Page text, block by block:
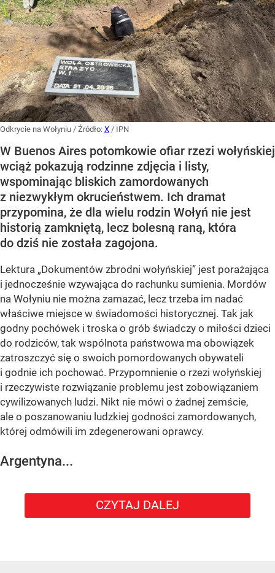
Odkrycie na Wołyniu / Źródło: X / IPN
W Buenos Aires potomkowie ofiar rzezi wołyńskiej
wciąż pokazują rodzinne zdjęcia i listy,
wspominając bliskich zamordowanych
z niezwykłym okrucieństwem. Ich dramat
przypomina, że dla wielu rodzin Wołyń nie jest
historią zamkniętą, lecz bolesną raną, która
do dziś nie została zagojona.
Lektura „Dokumentów zbrodni wołyńskiej” jest porażająca
i jednocześnie wzywająca do rachunku sumienia. Mordów
na Wołyniu nie można zamazać, lecz trzeba im nadać
właściwe miejsce w świadomości historycznej. Tak jak
godny pochówek i troska o grób świadczy o miłości dzieci
do rodziców, tak wspólnota państwowa ma obowiązek
zatroszczyć się o swoich pomordowanych obywateli
i godnie ich pochować. Przypomnienie o rzezi wołyńskiej
i rzeczywiste rozwiązanie problemu jest zobowiązaniem
cywilizowanych ludzi. Nikt nie mówi o żadnej zemście,
ale o poszanowaniu ludzkiej godności zamordowanych,
której odmówili im zdegenerowani oprawcy.
Argentyna...
CZYTAJ DALEJ